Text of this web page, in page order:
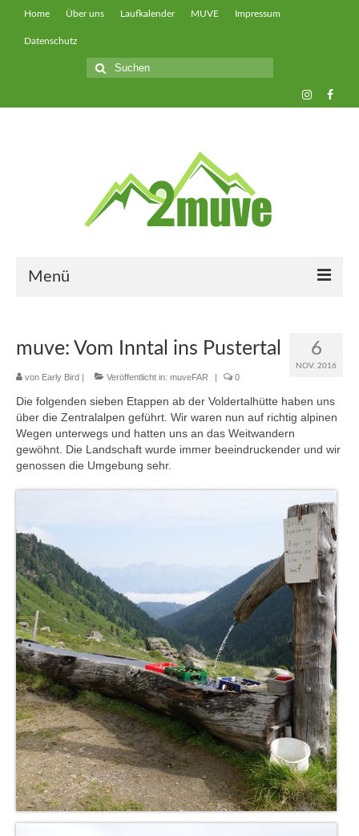
Home Über uns Laufkalender MUVE Impressum
Datenschutz
Suche
nach:
Menü
muveFAST
muveLIVELY
muveBOLDLY
muveFAR
6
NOV. 2016
muve: Vom Inntal ins Pustertal
von Early Bird Veröffentlicht in: muveFAR 0
Die folgenden sieben Etappen ab der Voldertalhütte haben uns
über die Zentralalpen geführt. Wir waren nun auf richtig alpinen
Wegen unterwegs und hatten uns an das Weitwandern
gewöhnt. Die Landschaft wurde immer beeindruckender und wir
genossen die Umgebung sehr.